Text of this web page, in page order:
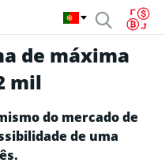
de máxima
mil
do mercado de
de uma